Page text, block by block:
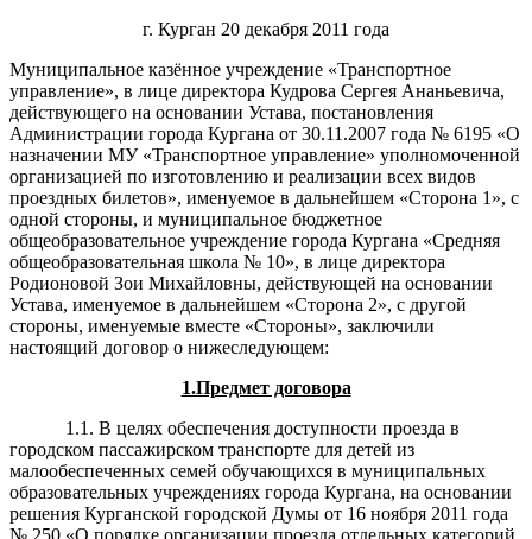
г. Курган 20 декабря 2011 года
Муниципальное казённое учреждение «Транспортное
управление», в лице директора Кудрова Сергея Ананьевича,
действующего на основании Устава, постановления
Администрации города Кургана от 30.11.2007 года № 6195 «О
назначении МУ «Транспортное управление» уполномоченной
организацией по изготовлению и реализации всех видов
проездных билетов», именуемое в дальнейшем «Сторона 1», с
одной стороны, и муниципальное бюджетное
общеобразовательное учреждение города Кургана «Средняя
общеобразовательная школа № 10», в лице директора
Родионовой Зои Михайловны, действующей на основании
Устава, именуемое в дальнейшем «Сторона 2», с другой
стороны, именуемые вместе «Стороны», заключили
настоящий договор о нижеследующем:
1.Предмет договора
1.1. В целях обеспечения доступности проезда в
городском пассажирском транспорте для детей из
малообеспеченных семей обучающихся в муниципальных
образовательных учреждениях города Кургана, на основании
решения Курганской городской Думы от 16 ноября 2011 года
№ 250 «О порядке организации проезда отдельных категорий